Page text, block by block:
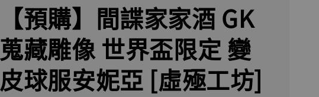
【預購】間諜家家酒 GK
蒐藏雕像 世界盃限定 變
皮球服安妮亞 [虛殛工坊]